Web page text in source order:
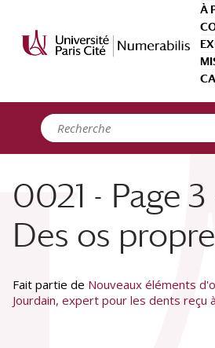
À
0021 - Page 3
Des os
Fait partie de Nouveaux éléments
Jourdain, expert pour les dents reçu